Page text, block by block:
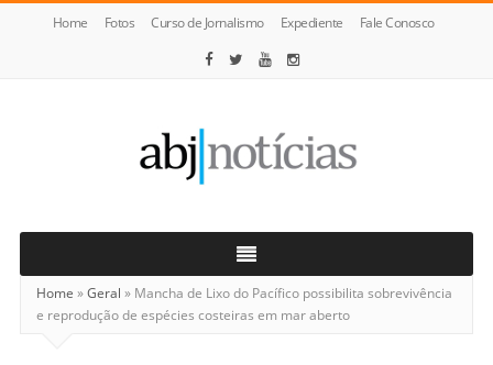
Home Fotos Curso de Jornalismo Expediente Fale Conosco
Notícias
Home »Geral » Mancha de Lixo do Pacífico possibilita sobrevivência
e reprodução de espécies costeiras em mar aberto